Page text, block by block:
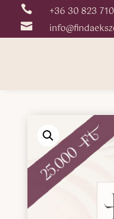
 +36 30 823
